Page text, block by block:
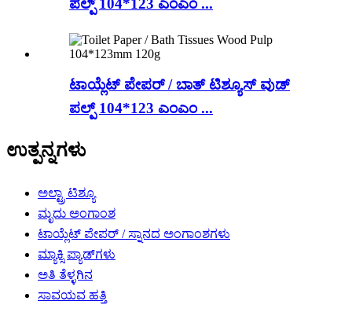
ಪಲ್ಪ್ 104*123 ಎಂಎಂ ...
ಟಾಯ್ಲೆಟ್ ಪೇಪರ್ / ಬಾತ್ ಟಿಶ್ಯೂಸ್ ವುಡ್
ಪಲ್ಪ್ 104*123 ಎಂಎಂ ...
ಉತ್ಪನ್ನಗಳು
ಅಲ್ಟ್ರಾ ಟಿಶ್ಯೂ
ಮೃದು ಅಂಗಾಂಶ
ಟಾಯ್ಲೆಟ್ ಪೇಪರ್ / ಸ್ನಾನದ ಅಂಗಾಂಶಗಳು
ಮ್ಯಾಕ್ಸಿ ಪ್ಯಾಡ್‌ಗಳು
ಅತಿ ತೆಳ್ಳಗಿನ
ಸಾವಯವ ಹತ್ತಿ